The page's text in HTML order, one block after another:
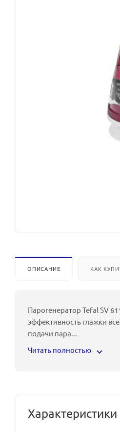
ОПИСАНИЕ КАК
Парогенератор Tefal SV
эффективность глажки
подачи пара...
Читать полностью
Характеристики